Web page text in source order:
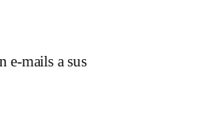
e-mails a sus